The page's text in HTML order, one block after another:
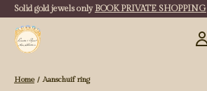
Solid gold jewels only BOOK PRIVATE SHOPPING
Home / Aanschuif ring